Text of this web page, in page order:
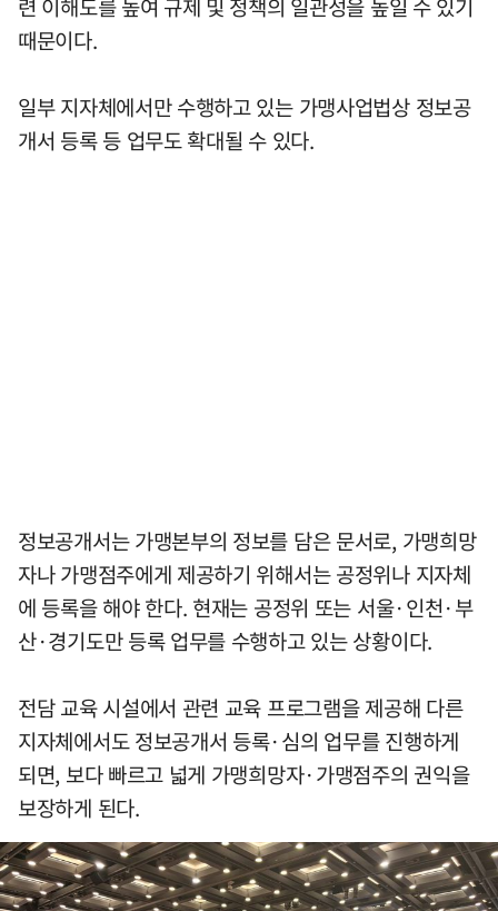
련 이해도를 높여 규제 및 정책의 일관성을 높일 수 있기
때문이다.
일부 지자체에서만 수행하고 있는 가맹사업법상 정보공
개서 등록 등 업무도 확대될 수 있다.
정보공개서는 가맹본부의 정보를 담은 문서로, 가맹희망
자나 가맹점주에게 제공하기 위해서는 공정위나 지자체
에 등록을 해야 한다. 현재는 공정위 또는 서울·인천·부
산·경기도만 등록 업무를 수행하고 있는 상황이다.
전담 교육 시설에서 관련 교육 프로그램을 제공해 다른
지자체에서도 정보공개서 등록·심의 업무를 진행하게
되면, 보다 빠르고 넓게 가맹희망자·가맹점주의 권익을
보장하게 된다.